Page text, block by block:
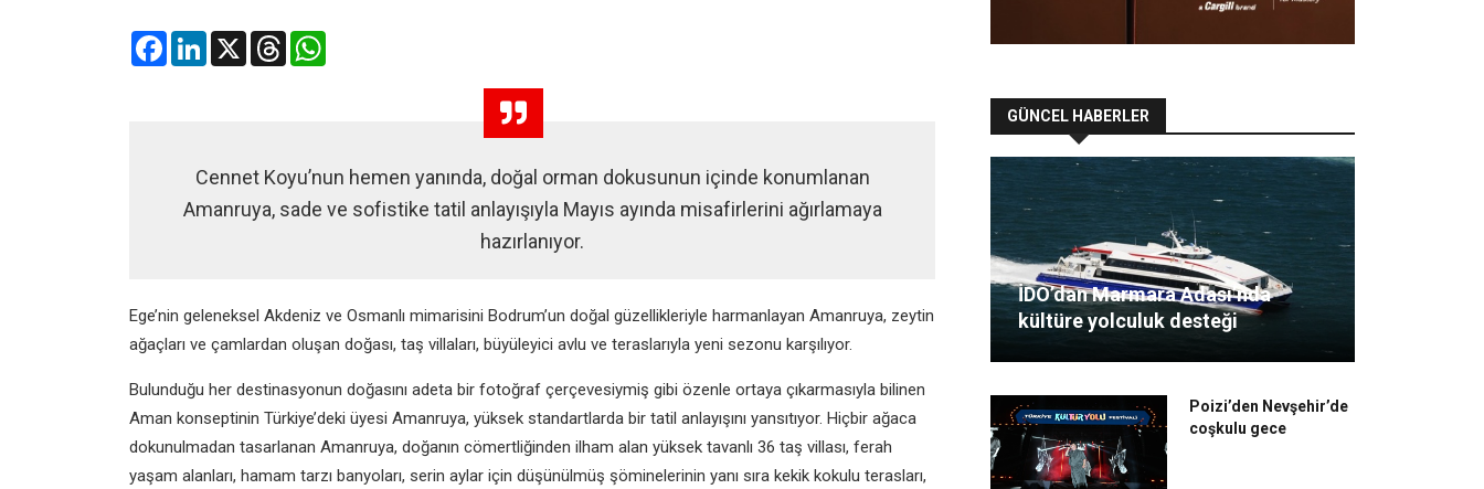
FacebookLinkedIn
X Threads
Cennet Koyu’nun hemen yanında, doğal orman dokusunun içinde konumlanan
Amanruya, sade ve sofistike tatil anlayışıyla Mayıs ayında misafirlerini ağırlamaya
hazırlanıyor.
Ege’nin geleneksel Akdeniz ve Osmanlı mimarisini Bodrum’un doğal güzellikleriyle harmanlayan Amanruya, zeytin
ağaçları ve çamlardan oluşan doğası, taş villaları, büyüleyici avlu ve teraslarıyla yeni sezonu karşılıyor.
Bulunduğu her destinasyonun doğasını adeta bir fotoğraf çerçevesiymiş gibi özenle ortaya çıkarmasıyla bilinen
Aman konseptinin Türkiye’deki üyesi Amanruya, yüksek standartlarda bir tatil anlayışını yansıtıyor. Hiçbir ağaca
dokunulmadan tasarlanan Amanruya, doğanın cömertliğinden ilham alan yüksek tavanlı 36 taş villası, ferah
yaşam alanları, hamam tarzı banyoları, serin aylar için düşünülmüş şöminelerinin yanı sıra kekik kokulu terasları,
GÜNCEL HABERLER
İDO’dan Marmara Adası’nda
kültüre yolculuk desteği
Poizi’den Nevşehir’de
coşkulu gece